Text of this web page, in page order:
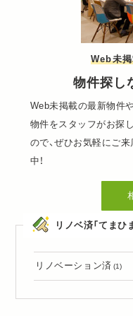
Web未掲
物件探し
Web未掲載の最新物件
物件をスタッフがお探
ので、ぜひお気軽にご
中！
リノベ済「てまひ
リノベーション済 (1)